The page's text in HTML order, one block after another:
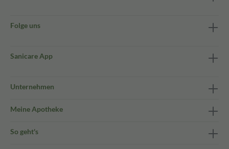
Folge uns
Sanicare App
Unternehmen
Meine Apotheke
So geht's